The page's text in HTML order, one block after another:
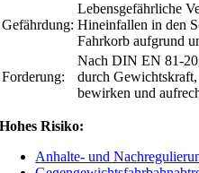
Gefährdung:
Lebensgefährliche
Hineinfallen in den
Fahrkorb aufgrund
Forderung:
Nach DIN EN 81-
durch
bewirken und
Hohes Risiko:
Anhalte- und